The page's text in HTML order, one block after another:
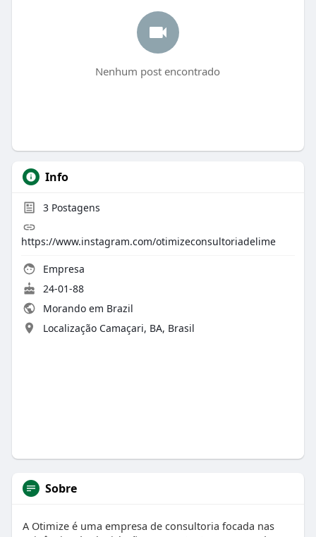
Nenhum post encontrado
Info
3Postagens
https://www.instagram.com/otimizeconsultoriadelime
Empresa
24-01-88
Morando em Brazil
Localização Camaçari, BA, Brasil
Sobre
A Otimize é uma empresa de consultoria focada nas